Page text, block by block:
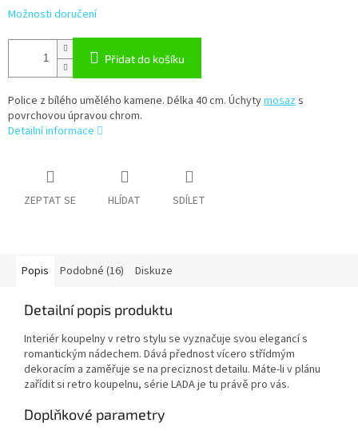
Možnosti doručení
Přidat do košíku
Police z bílého umělého kamene. Délka 40 cm. Úchytymosazs
povrchovou úpravou chrom.
Detailní informace
ZEPTAT SE HLÍDAT SDÍLET
Popis Podobné (16) Diskuze
Detailní popis produktu
Interiér koupelny v retro stylu se vyznačuje svou elegancí s
romantickým nádechem. Dává přednost vícero střídmým
dekoracím a zaměřuje se na preciznost detailu. Máte-li v plánu
zařídit si retro koupelnu, série LADA je tu právě pro vás.
Doplňkové parametry